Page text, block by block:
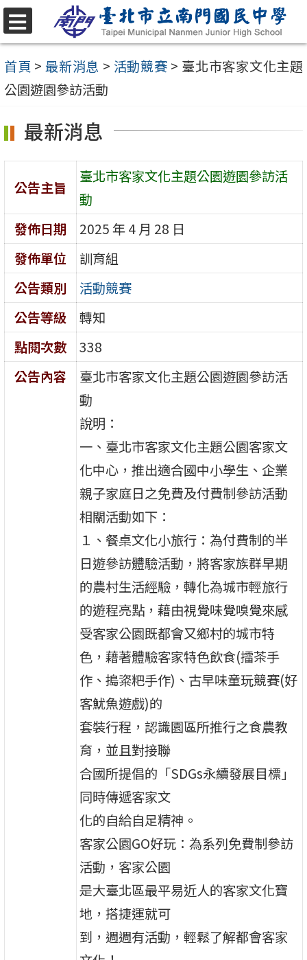
跳
至
主
要
容
選
單
首頁 > 最新消息 > 活動競賽 > 臺北市客家文化主題
公園遊園參訪活動
最新消息
公告主旨
臺北市客家文化主題公園遊園參訪活
動
發佈日期
2025 年 4 月 28 日
發佈單位
訓育組
公告類別
活動競賽
公告等級
轉知
點閱次數
338
公告內容
臺北市客家文化主題公園遊園參訪活
動
說明：
一、臺北市客家文化主題公園客家文
化中心，推出適合國中小學生、企業
親子家庭日之免費及付費制參訪活動
相關活動如下：
１、餐桌文化小旅行：為付費制的半
日遊參訪體驗活動，將客家族群早期
的農村生活經驗，轉化為城市輕旅行
的遊程亮點，藉由視覺味覺嗅覺來感
受客家公園既都會又鄉村的城市特
色，藉著體驗客家特色飲食(擂茶手
作、搗粢粑手作)、古早味童玩競賽(好
客魷魚遊戲)的
套裝行程，認識園區所推行之食農教
育，並且對接聯
合國所提倡的「SDGs永續發展目標」
同時傳遞客家文
化的自給自足精神。
客家公園GO好玩：為系列免費制參訪
活動，客家公園
是大臺北區最平易近人的客家文化寶
地，搭捷運就可
到，週週有活動，輕鬆了解都會客家